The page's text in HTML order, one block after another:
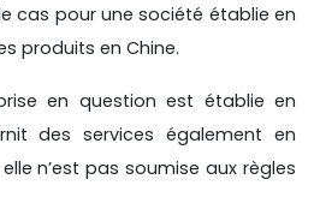
le cas pour une société établie en
produits en Chine.
en question est établie en
des services également en
n’est pas soumise aux règles